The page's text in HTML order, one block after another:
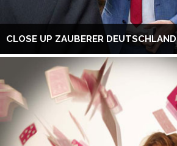
CLOSE UP ZAUBERER DEUTSCHLAND